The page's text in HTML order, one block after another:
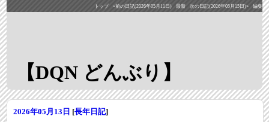
トップ «前の日記(2026年05月11日) 最新 次の日記(2026年05月15日)» 編集
【DQN どんぶり】
2026年05月13日 [長年日記]